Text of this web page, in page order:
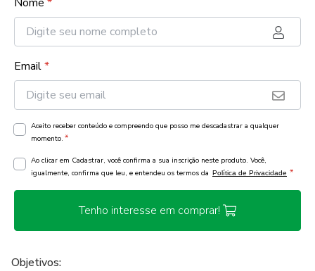
Email*
Aceito receber conteúdo e compreendo que posso me descadastrar a qualquer
momento. *
Ao clicar em Cadastrar, você confirma a sua inscrição neste produto. Você,
igualmente, confirma que leu, e entendeu os termos da Política de Privacidade *
Tenho interesse em comprar!
Objetivos: